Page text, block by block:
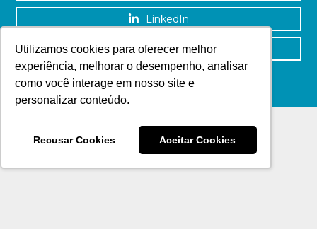
Utilizamos cookies para oferecer melhor
experiência, melhorar o desempenho, analisar
como você interage em nosso site e
personalizar conteúdo.
Recusar Cookies Aceitar Cookies
LinkedIn
YouTube